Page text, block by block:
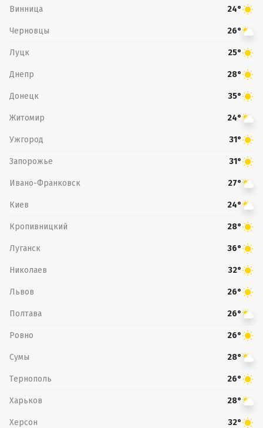
Винница 24°
Черновцы 26°
Луцк 25°
Днепр 28°
Донецк 35°
Житомир 24°
Ужгород 31°
Запорожье 31°
Ивано-Франковск 27°
Киев 24°
Кропивницкий 28°
Луганск 36°
Николаев 32°
Львов 26°
Полтава 26°
Ровно 26°
Сумы 28°
Тернополь 26°
Харьков 28°
Херсон 32°